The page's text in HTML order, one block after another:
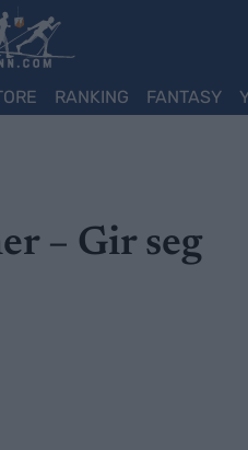
RANKING FANTASY
– Gir seg